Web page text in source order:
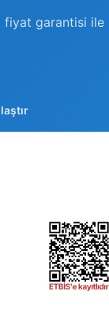
fiyat garantisi ile